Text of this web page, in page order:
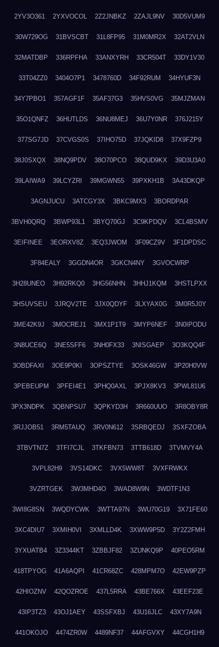
2YV3O361 2YXVOCOL 2Z2JNBKZ 2ZAJL9NV 30D5VUM9
30W729OG 31BVSCBT 31L8FP95 31M0MR2X 32AT2VLN
32MATDBP 336RPFHA 33ANXYRH 33CR504T 33DY1V30
33T04ZZ0 3404O7P1 3478760D 34F92RUM 34HYUF3N
34Y7PBO1 357AGF1F 35AF37G3 35HVS0VG 35MJZMAN
35O1QNFZ 36HUTLDS 36NU8MEJ 36U7Y0NR 376J215Y
377SG7JD 37CVGS0S 37IHO75D 37JQKID8 37X9FZP9
38J0SXQX 38NQ9PDV 38O70PCO 38QUD9KX 39D3U3A0
39LAIWA9 39LCYZRI 39MGWN55 39PXKH1B 3A43DKQP
3AGNJUCU 3ATCGY3X 3BKC9MX3 3BORDPAR
3BVH0QRQ 3BWP93L1 3BYQ70GJ 3C9KPDQV 3CL4BSMV
3EIFINEE 3EORXV8Z 3EQ3JWOM 3F09CZ9V 3F1DPDSC
3F84EALY 3GGDN4OR 3GKCN4NY 3GVOCWRP
3H28UNEO 3H92RKQ0 3HG56NHN 3HHJ1KQM 3HSTLPXX
3HSUVSEU 3JRQV2TE 3JX0QDYF 3LXYAX0G 3M0R5J0Y
3ME42K9J 3MOCREJ1 3MX1P1T9 3MYP6NEF 3N0IPODU
3N8UCE6Q 3NE5SFF6 3NH0FX33 3NISGAEP 3O3KQQ4F
3OBDFAXI 3OE9P0KI 3OPSZTYE 3OSK46GW 3P20H0VW
3PEBEUPM 3PFEI4E1 3PHQ0AXL 3PJX8KV3 3PWL81U6
3PX3NDPK 3QBNPSU7 3QPKYD3H 3R660UUO 3R8OBY8R
3RJJOB51 3RM5TAUQ 3RV0N612 3SRBQEDJ 3SXFZOBA
3TBVTN7Z 3TFI7CJL 3TKFBN73 3TTB618D 3TVMVY4A
3VPL82H9 3VS14DKC 3VX5WW8T 3VXFRWKX
3VZRTGEK 3W3MHD4O 3WAD8W9N 3WDTF1N3
3WI8G8SN 3WQDYCWK 3WTTA97N 3WU70G19 3X71FE60
3XC4DIU7 3XMIH0VI 3XMLLD4K 3XWW9P5D 3Y2Z2FMH
3YXUATB4 3Z3344KT 3ZBBJF82 3ZUNKQ9P 40PEO5RM
418TPYOG 41A6AQPI 41CR68ZC 428MPM7O 42EW9PZP
42HIOZNV 42QOZROE 437L5RRA 43BE766X 43EEF23E
43IP3TZ3 43OJ1AEY 43SSFXBJ 43U16JLC 43XY7A9N
441OKOJO 4474ZR0W 4489NF37 44AFGVXY 44CGH1H9